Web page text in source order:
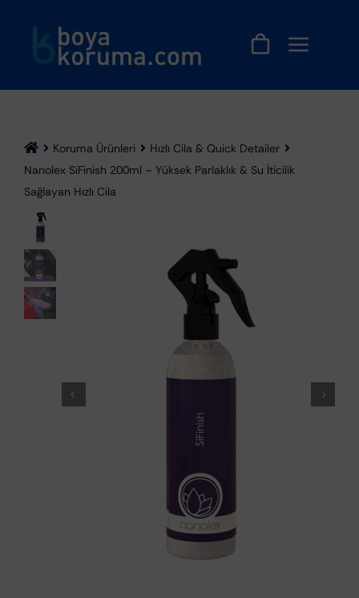
Koruma Ürünleri
Hızlı Cila & Quick Detailer
Nanolex SiFinish 200ml – Yüksek Parlaklık & Su İticilik
Sağlayan Hızlı Cila